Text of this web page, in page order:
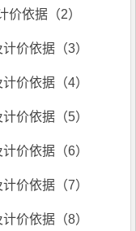
价依据（2）
价依据（3）
价依据（4）
价依据（5）
价依据（6）
价依据（7）
价依据（8）